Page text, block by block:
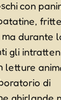
di